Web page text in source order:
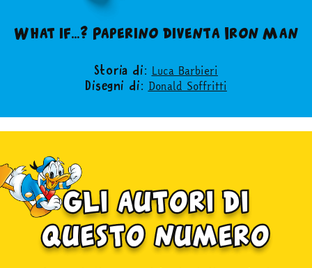
What if…? Paperino diventa Iron Man
Storia di: Luca Barbieri
Disegni di: Donald Soffritti
gli autori di
questo numero